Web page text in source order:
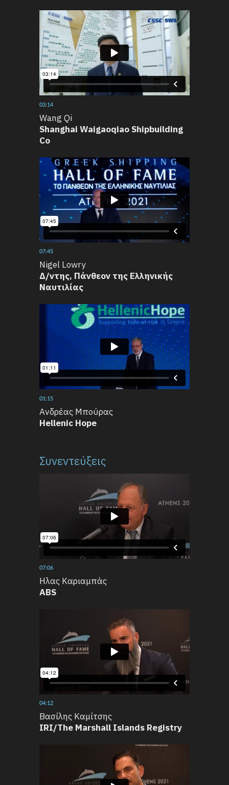
03:14
Wang Qi
Shanghai Waigaoqiao Shipbuilding
Co
07:45
Nigel Lowry
Δ/ντης, Πάνθεον της Ελληνικής
Ναυτιλίας
01:15
Ανδρέας Μπούρας
Hellenic Hope
Συνεντεύξεις
07:06
Ηλας Καριαμπάς
ABS
04:12
Βασίλης Καμίτσης
IRI/The Marshall Islands Registry